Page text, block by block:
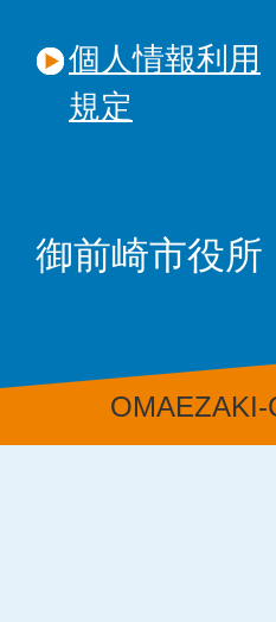
個人情報利用
規定
御前崎市役所
OMAEZAKI-